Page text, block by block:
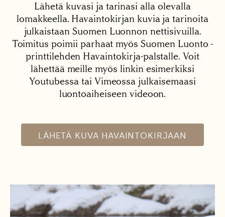
Lähetä kuvasi ja tarinasi alla olevalla
lomakkeella. Havaintokirjan kuvia ja tarinoita
julkaistaan Suomen Luonnon nettisivuilla.
Toimitus poimii parhaat myös Suomen Luonto -
printtilehden Havaintokirja-palstalle. Voit
lähettää meille myös linkin esimerkiksi
Youtubessa tai Vimeossa julkaisemaasi
luontoaiheiseen videoon.
LÄHETÄ KUVA HAVAINTOKIRJAAN